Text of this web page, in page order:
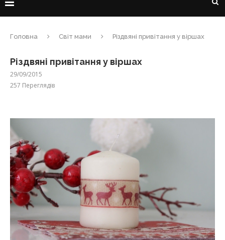
Головна Світ мами Різдвяні привітання у віршах
Різдвяні привітання у віршах
29/09/2015
257 Переглядів